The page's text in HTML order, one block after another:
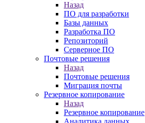
Назад
ПО для разработки
Базы данных
Разработка ПО
Репозиторий
Серверное ПО
Почтовые решения
Назад
Почтовые решения
Миграция почты
Резервное копирование
Назад
Резервное копирование
Аналитика данных